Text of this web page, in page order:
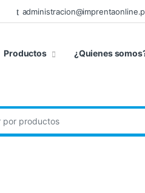
Productos ¿Quienes